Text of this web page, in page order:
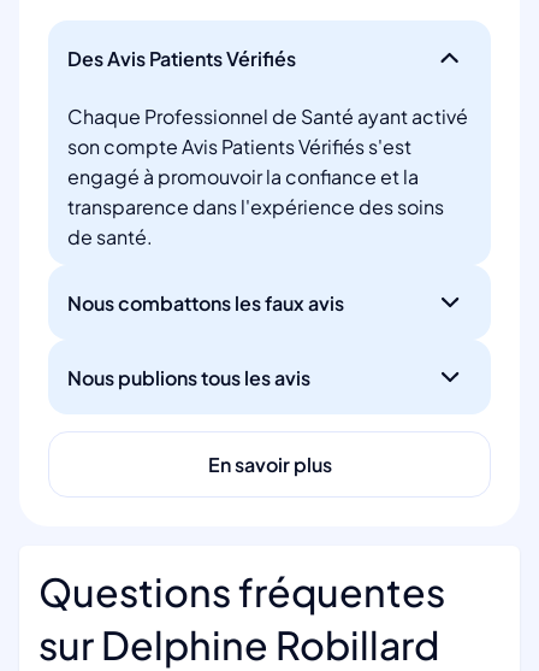
Des Avis Patients Vérifiés
Chaque Professionnel de Santé ayant activé
son compte Avis Patients Vérifiés s'est
engagé à promouvoir la confiance et la
transparence dans l'expérience des soins
de santé.
Nous combattons les faux avis
Nous publions tous les avis
En savoir plus
Questions fréquentes
sur Delphine Robillard